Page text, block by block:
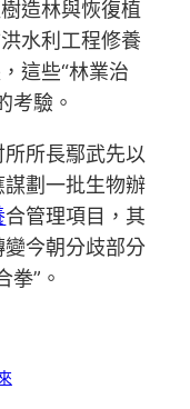
造林與恢復植
水利工程修養
這些“林業治
考驗。
所長鄢武先以
劃一批生物辦
合管理項目，其
今朝分歧部分
拳”。